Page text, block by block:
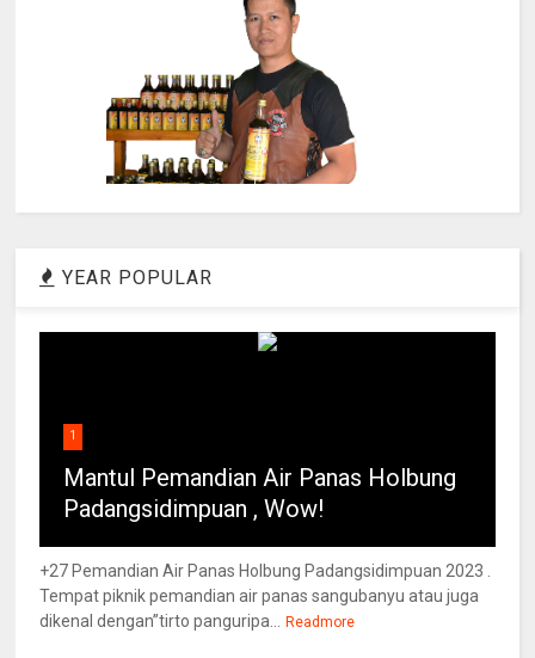
YEAR POPULAR
1
Mantul Pemandian Air Panas Holbung
Padangsidimpuan , Wow!
+27 Pemandian Air Panas Holbung Padangsidimpuan 2023 .
Tempat piknik pemandian air panas sangubanyu atau juga
dikenal dengan”tirto panguripa...
Readmore